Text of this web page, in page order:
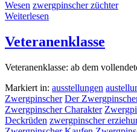
Wesen zwergpinscher züchter
Weiterlesen
Veteranenklasse
Veteranenklasse: ab dem
Markiert in: ausstellungen
Zwergpinscher Der
Zwergpinscher Charakter
Deckrüden zwergpinscher